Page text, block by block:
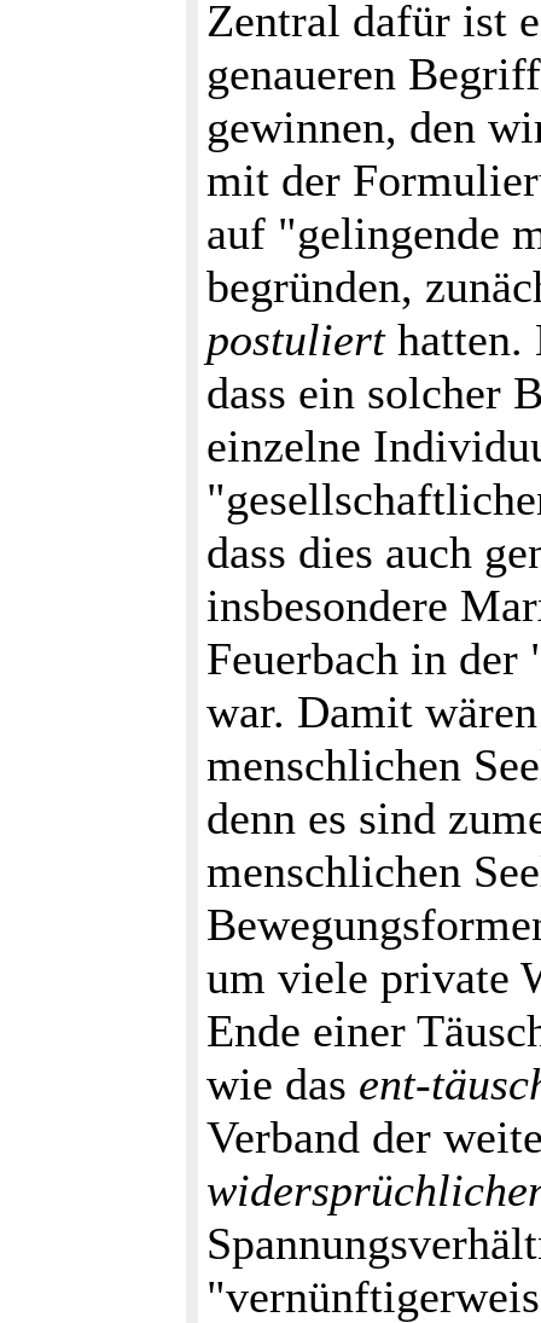
Zentral dafür ist
genaueren
gewinnen, den
mit der
auf "gelingende
begründen,
postulierthatten.
dass ein solcher
einzelne
dass dies auch
insbesondere
Feuerbach in
war. Damit
menschlichen
denn es sind
menschlichen
um viele private
Ende einer
wie das ent-
Verband der